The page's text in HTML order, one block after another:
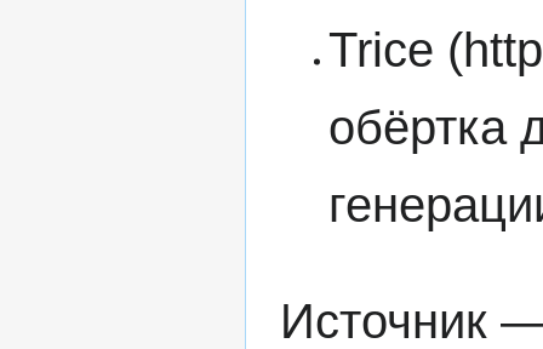
Trice
обёртка
Источник